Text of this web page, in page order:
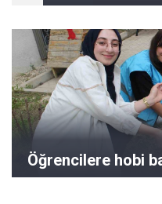
Öğrencilere hobi